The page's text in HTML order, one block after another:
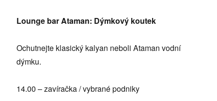
Lounge bar Ataman: Dýmkový koutek
Ochutnejte klasický kalyan neboli Ataman vodní
dýmku.
14.00 – zavíračka / vybrané podniky